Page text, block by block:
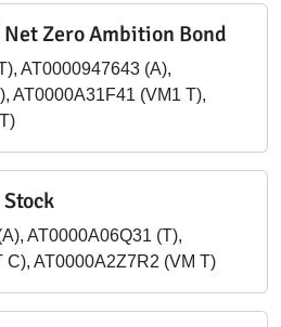
Zero Ambition Bond
AT0000947643 (A),
AT0000A31F41 (VM1 T),
AT0000A06Q31 (T),
AT0000A2Z7R2 (VM T)